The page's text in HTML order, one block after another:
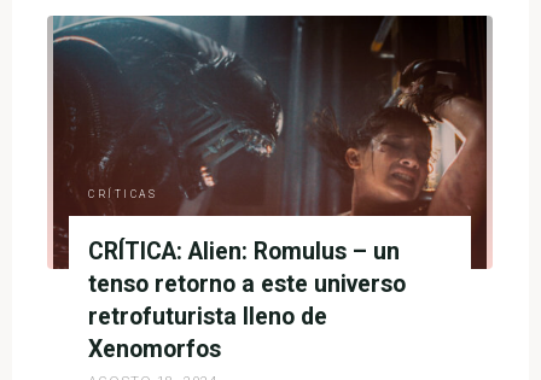
cuervo
(2024)
remake
irregular
y
violento"
CRÍTICAS
CRÍTICA: Alien: Romulus – un
tenso retorno a este universo
retrofuturista lleno de
Xenomorfos